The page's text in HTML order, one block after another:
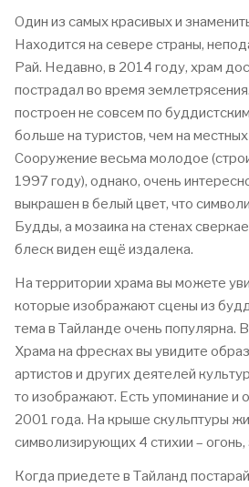
Один из самых красивых и
Находится на севере страны,
Рай. Недавно, в 2014 году, храм
пострадал во время
построен не совсем по
больше на туристов, чем на
Сооружение весьма молодое
1997 году), однако, очень
выкрашен в белый цвет, что
Будды, а мозаика на стенах
блеск виден ещё издалека.
На территории храма вы можете
которые изображают сцены из
тема в Тайланде очень популярна.
Храма на фресках вы увидите
артистов и других деятелей
то изображают. Есть упоминание и
2001 года. На крыше скульптуры
символизирующих 4 стихии –
Когда приедете в Тайланд